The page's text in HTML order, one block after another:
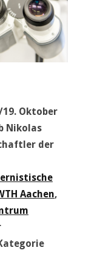
Oktober
Nikolas
der
Aachen,